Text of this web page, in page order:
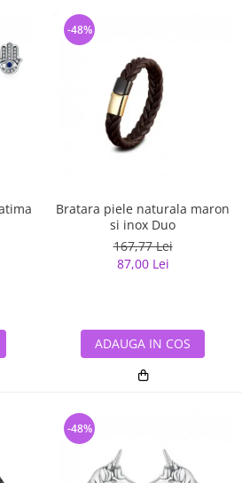
Bratara piele naturala maron
si inox Duo
167,77 Lei
87,00 Lei
-48%
ADAUGA IN COS
-48%